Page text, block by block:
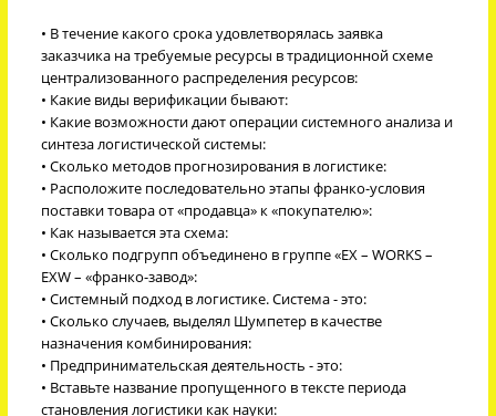
• В течение какого срока удовлетворялась заявка
заказчика на требуемые ресурсы в традиционной схеме
централизованного распределения ресурсов:
• Какие виды верификации бывают:
• Какие возможности дают операции системного анализа и
синтеза логистической системы:
• Сколько методов прогнозирования в логистике:
• Расположите последовательно этапы франко-условия
поставки товара от «продавца» к «покупателю»:
• Как называется эта схема:
• Сколько подгрупп объединено в группе «EX – WORKS –
EXW – «франко-завод»:
• Системный подход в логистике. Система - это:
• Сколько случаев, выделял Шумпетер в качестве
назначения комбинирования:
• Предпринимательская деятельность - это:
• Вставьте название пропущенного в тексте периода
становления логистики как науки: